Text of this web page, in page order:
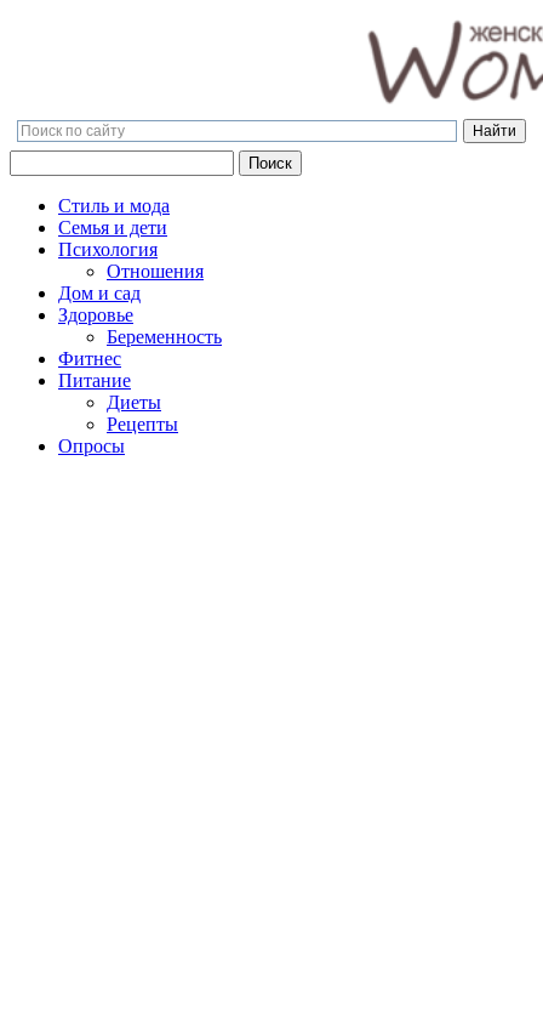
Поиск
Стиль и мода
Семья и дети
Психология
Отношения
Дом и сад
Здоровье
Беременность
Фитнес
Питание
Диеты
Рецепты
Опросы